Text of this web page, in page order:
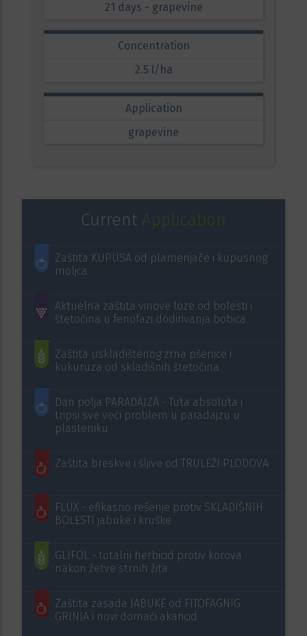
21 days - grapevine
Concentration
2.5 l/ha
Application
grapevine
Current
Zaštita KUPUSA od plamenjače i kupusnog
moljca
Aktuelna zaštita vinove loze od bolesti i
štetočina u fenofazi dodirivanja bobica
Zaštita uskladištenog zrna pšenice i
kukuruza od skladišnih štetočina
Dan polja PARADAJZA - Tuta absoluta i
tripsi sve veći problem u paradajzu u
plasteniku
Zaštita breskve i šljive od TRULEŽI PLODOVA
FLUX - efikasno rešenje protiv SKLADIŠNIH
BOLESTI jabuke i kruške
GLIFOL - totalni herbicid protiv korova
nakon žetve strnih žita
Zaštita zasada JABUKE od FITOFAGNIG
GRINJA i novi domaći akaricid